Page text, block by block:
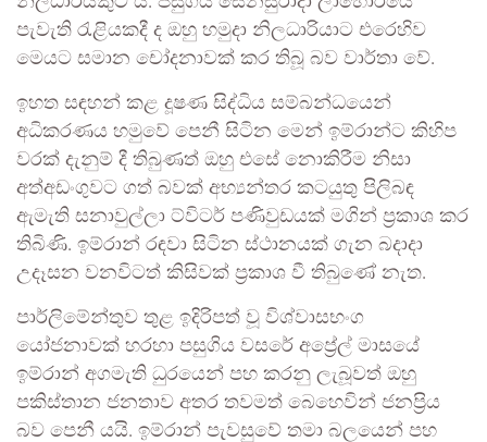
පැවැති රැළියකදී ද ඔහු හමුදා නිලධාරියාට එරෙහිව
මෙයට සමාන චෝදනාවක් කර තිබූ බව වාර්තා වේ.
ඉහත සඳහන් කළ දූෂණ සිද්ධිය සම්බන්ධයෙන්
අධිකරණය හමුවේ පෙනී සිටින මෙන් ඉම්රාන්ට කිහිප
වරක් දැනුම් දී තිබුණත් ඔහු එසේ නොකිරීම නිසා
අත්අඩංගුවට ගත් බවක් අභ්‍යන්තර කටයුතු පිලිබඳ
ඇමැති සනාවුල්ලා ට්විටර් පණිවුඩයක් මගින් ප්‍රකාශ කර
තිබිණි. ඉම්රාන් රඳවා සිටින ස්ථානයක් ගැන බදාදා
උදෑසන වනවිටත් කිසිවක් ප්‍රකාශ වී තිබුණේ නැත.
පාර්ලිමේන්තුව තුළ ඉදිරිපත් වූ විශ්වාසභංග
යෝජනාවක් හරහා පසුගිය වසරේ අප්‍රේල් මාසයේ
ඉම්රාන් අගමැති ධුරයෙන් පහ කරනු ලැබූවත් ඔහු
පකිස්තාන ජනතාව අතර තවමත් බෙහෙවින් ජනප්‍රිය
බව පෙනී යයි. ඉම්රාන් පැවසුවේ තමා බලයෙන් පහ